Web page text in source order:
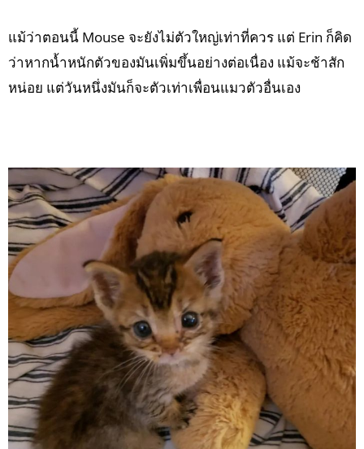
แม้ว่าตอนนี้ Mouse จะยังไม่ตัวใหญ่เท่าที่ควร แต่ Erin ก็คิด
ว่าหากน้ำหนักตัวของมันเพิ่มขึ้นอย่างต่อเนื่อง แม้จะช้าสัก
หน่อย แต่วันหนึ่งมันก็จะตัวเท่าเพื่อนแมวตัวอื่นเอง